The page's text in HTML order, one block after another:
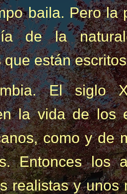
baila. Pero la
de la
están
El siglo
la vida de los
como y de
Entonces los
realistas y unos